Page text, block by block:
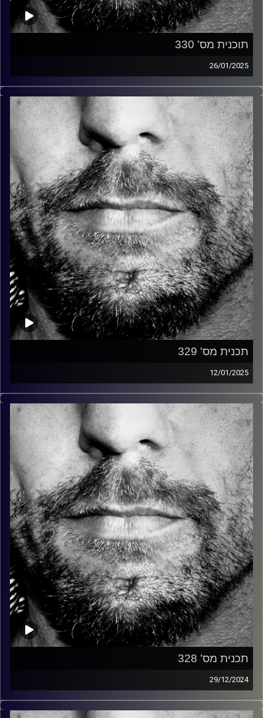
תוכנית מס' 330
26/01/2025
זיפים, מוזיקה מחוספסת של הופעות חיות. הרבה ג'אם, רוק,
בלוז, bluegrass, ג'אז, Fאנק, פרוגרסיב ואפילו אלקטרוניקה.
כל מה שחי, אמיתי ונושם.
עם שמוליק רגב.
קרדיט תמונות: David Goehring
תכנית מס' 329
12/01/2025
זיפים, מוזיקה מחוספסת של הופעות חיות. הרבה ג'אם, רוק,
בלוז, bluegrass, ג'אז, Fאנק, פרוגרסיב ואפילו אלקטרוניקה.
כל מה שחי, אמיתי ונושם.
עם שמוליק רגב.
קרדיט תמונות: David Goehring
תכנית מס' 328
29/12/2024
זיפים, מוזיקה מחוספסת של הופעות חיות. הרבה ג'אם, רוק,
בלוז, bluegrass, ג'אז, Fאנק, פרוגרסיב ואפילו אלקטרוניקה.